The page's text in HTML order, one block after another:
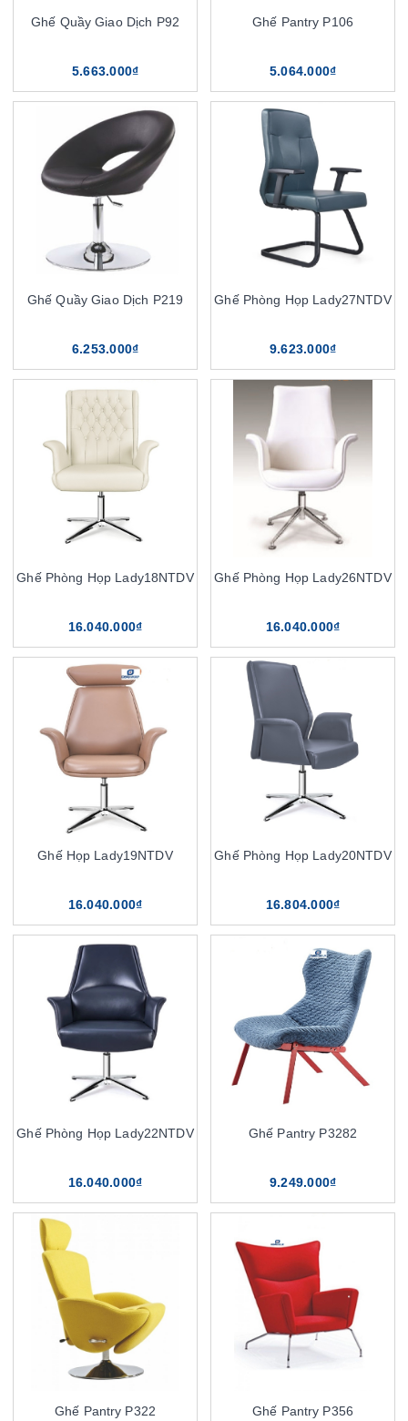
Ghế Quầy Giao Dịch P92
5.663.000₫
Ghế Pantry P106
5.064.000₫
Ghế Quầy Giao Dịch P219
6.253.000₫
Ghế Phòng Họp Lady27NTDV
9.623.000₫
Ghế Phòng Họp Lady18NTDV
16.040.000₫
Ghế Phòng Họp Lady26NTDV
16.040.000₫
Ghế Họp Lady19NTDV
16.040.000₫
Ghế Phòng Họp Lady20NTDV
16.804.000₫
Ghế Phòng Họp Lady22NTDV
16.040.000₫
Ghế Pantry P3282
9.249.000₫
Ghế Pantry P322 Ghế Pantry P356